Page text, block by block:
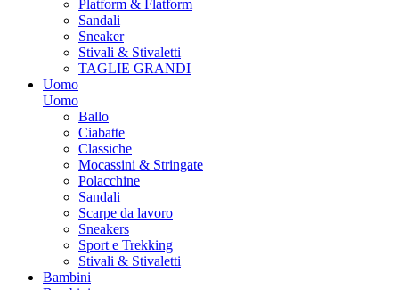
Platform & Flatform
Sandali
Sneaker
Stivali & Stivaletti
TAGLIE GRANDI
Uomo
Uomo
Ballo
Ciabatte
Classiche
Mocassini & Stringate
Polacchine
Sandali
Scarpe da lavoro
Sneakers
Sport e Trekking
Stivali & Stivaletti
Bambini